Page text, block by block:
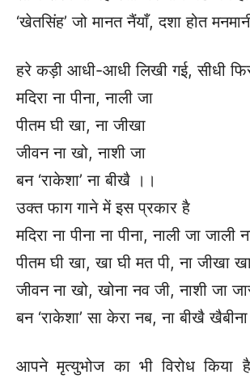
‘खेतसिंह’ जो मानत नैंयाँ, दशा होत
हरे कड़ी आधी-आधी लिखी गई, सीधी
मदिरा ना पीना, नाली जा
पीतम घी खा, ना जीखा
जीवन ना खो, नाशी जा
बन ‘राकेशा’ ना बीखै ।।
उक्त फाग गाने में इस प्रकार है
मदिरा ना पीना ना पीना, नाली जा जाली
पीतम घी खा, खा घी मत पी, ना जीखा
जीवन ना खो, खोना नव जी, नाशी जा
बन ‘राकेशा’ सा केरा नब, ना बीखै
आपने मृत्युभोज का भी विरोध